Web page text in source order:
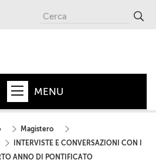
MENU
+
PAPA
Magistero
INTERVISTE E CONVERSAZIONI CON I
ANNO DI PONTIFICATO